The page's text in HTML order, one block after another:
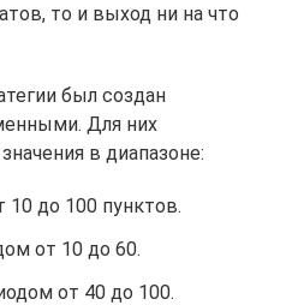
то и выход ни на что
был создан
Для них
в диапазоне:
10 до 100 пунктов.
от 10 до 60.
от 40 до 100.